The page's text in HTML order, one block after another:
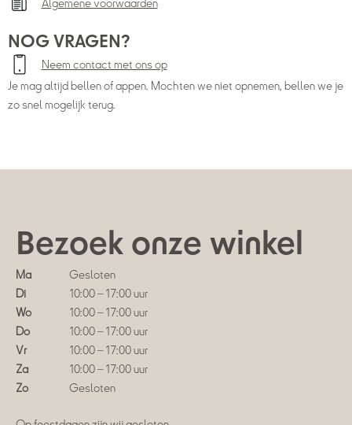
Algemene voorwaarden
NOG VRAGEN?
Neem contact met ons op
Je mag altijd bellen of appen. Mochten we niet opnemen, bellen we je
zo snel mogelijk terug.
Bezoek onze winkel
Ma
Gesloten
Di
10:00 – 17:00 uur
Wo
10:00 – 17:00 uur
Do
10:00 – 17:00 uur
Vr
10:00 – 17:00 uur
Za
10:00 – 17:00 uur
Zo
Gesloten